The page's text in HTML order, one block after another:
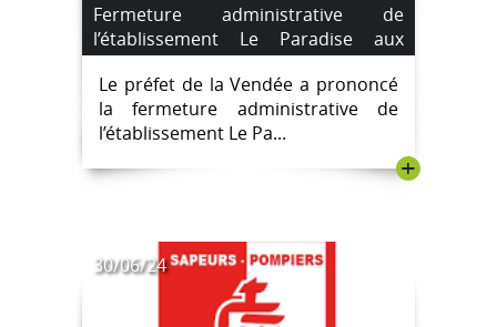
Fermeture administrative de
l’établissement Le Paradise aux
Sables d’Olonne à compter du lundi
22 juillet 2024
Le préfet de la Vendée a prononcé
la fermeture administrative de
l’établissement Le Pa...
+
30/06/24